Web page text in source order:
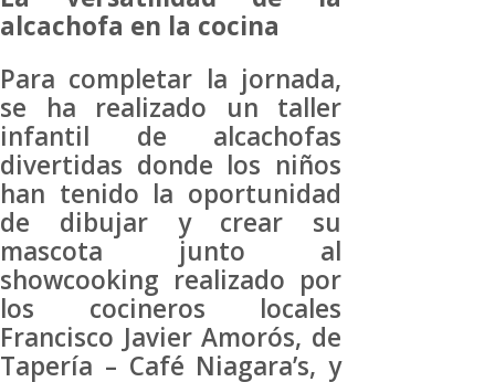
alcachofa en la cocina
Para completar la jornada,
se ha realizado un taller
infantil de alcachofas
divertidas donde los niños
han tenido la oportunidad
de dibujar y crear su
mascota junto al
showcooking realizado por
los cocineros locales
Francisco Javier Amorós, de
Tapería – Café Niagara’s, y